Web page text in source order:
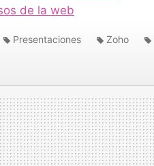
de la web
Presentaciones Zoho